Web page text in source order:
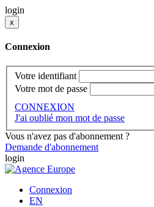
login
x
Connexion
Votre identifiant
Votre mot de passe
CONNEXION
J'ai oublié mon mot de passe
Vous n'avez pas d'abonnement ?
Demande d'abonnement
login
Connexion
EN